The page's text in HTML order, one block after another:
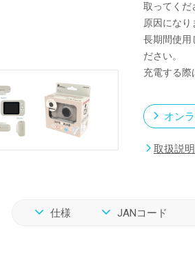
取ってくだ
原因にな
長期間使用
ださい。
充電する際
オン
取扱説
仕様 JANコード